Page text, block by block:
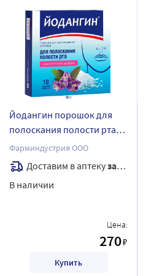
Йодангин порошок для
полоскания полости рта
эвкалипт шалфей 10 шт.
пак-саше
Фарминдустрия ООО
Доставим в аптекузавтра
В наличии
Цена:
270₽
Купить